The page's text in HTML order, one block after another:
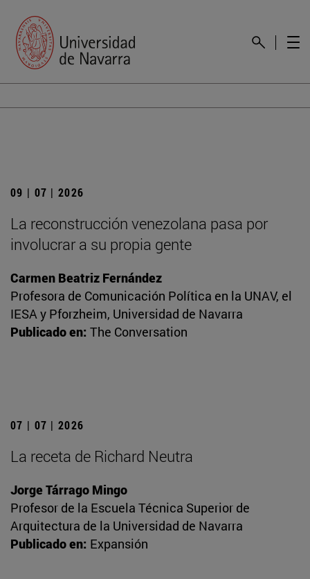
09 | 07 | 2026
La reconstrucción venezolana pasa por
involucrar a su propia gente
Carmen Beatriz Fernández
Profesora de Comunicación Política en la UNAV, el
IESA y Pforzheim, Universidad de Navarra
Publicado en: The Conversation
07 | 07 | 2026
La receta de Richard Neutra
Jorge Tárrago Mingo
Profesor de la Escuela Técnica Superior de
Arquitectura de la Universidad de Navarra
Publicado en: Expansión